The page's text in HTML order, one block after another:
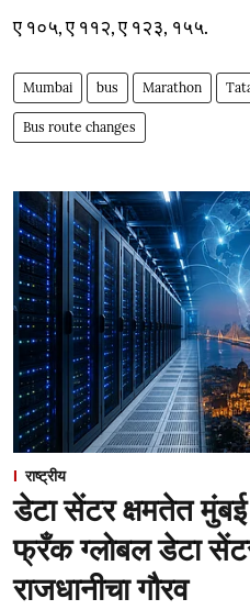
ए १०५, ए ११२, ए १२३, १५५.
Mumbai bus Marathon
Bus route changes
राष्ट्रीय
डेटा सेंटर क्षमतेत मुंबई
फ्रँक ग्लोबल डेटा
राजधानीचा गौरव